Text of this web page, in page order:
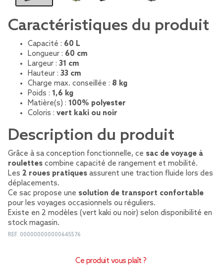
Caractéristiques du produit
Capacité : 60 L
Longueur : 60 cm
Largeur : 31 cm
Hauteur : 33 cm
Charge max. conseillée : 8 kg
Poids : 1,6 kg
Matière(s) : 100% polyester
Coloris : vert kaki ou noir
Description du produit
Grâce à sa conception fonctionnelle, ce sac de voyage à
roulettes combine capacité de rangement et mobilité.
Les 2 roues pratiques assurent une traction fluide lors des
déplacements.
Ce sac propose une solution de transport confortable
pour les voyages occasionnels ou réguliers.
Existe en 2 modèles (vert kaki ou noir) selon disponibilité en
stock magasin.
REF. 000000000000645576
Ce produit vous plaît ?